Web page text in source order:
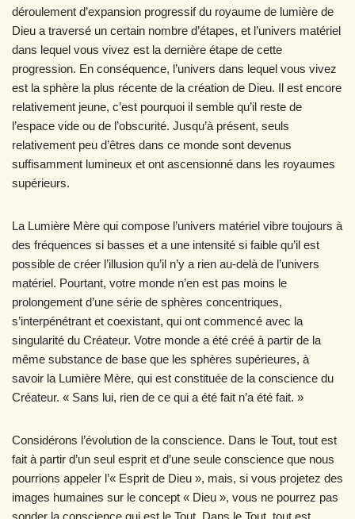
déroulement d’expansion progressif du royaume de lumière de
Dieu a traversé un certain nombre d’étapes, et l’univers matériel
dans lequel vous vivez est la dernière étape de cette
progression. En conséquence, l’univers dans lequel vous vivez
est la sphère la plus récente de la création de Dieu. Il est encore
relativement jeune, c’est pourquoi il semble qu’il reste de
l’espace vide ou de l’obscurité. Jusqu’à présent, seuls
relativement peu d’êtres dans ce monde sont devenus
suffisamment lumineux et ont ascensionné dans les royaumes
supérieurs.
La Lumière Mère qui compose l’univers matériel vibre toujours à
des fréquences si basses et a une intensité si faible qu’il est
possible de créer l’illusion qu’il n’y a rien au-delà de l’univers
matériel. Pourtant, votre monde n’en est pas moins le
prolongement d’une série de sphères concentriques,
s’interpénétrant et coexistant, qui ont commencé avec la
singularité du Créateur. Votre monde a été créé à partir de la
même substance de base que les sphères supérieures, à
savoir la Lumière Mère, qui est constituée de la conscience du
Créateur. « Sans lui, rien de ce qui a été fait n’a été fait. »
Considérons l’évolution de la conscience. Dans le Tout, tout est
fait à partir d’un seul esprit et d’une seule conscience que nous
pourrions appeler l’« Esprit de Dieu », mais, si vous projetez des
images humaines sur le concept « Dieu », vous ne pourrez pas
sonder la conscience qui est le Tout. Dans le Tout, tout est